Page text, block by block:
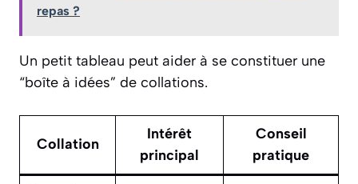
repas ?
Un petit tableau peut aider à se constituer une
“boîte à idées” de collations.
Collation
Intérêt
principal
Conseil
pratique